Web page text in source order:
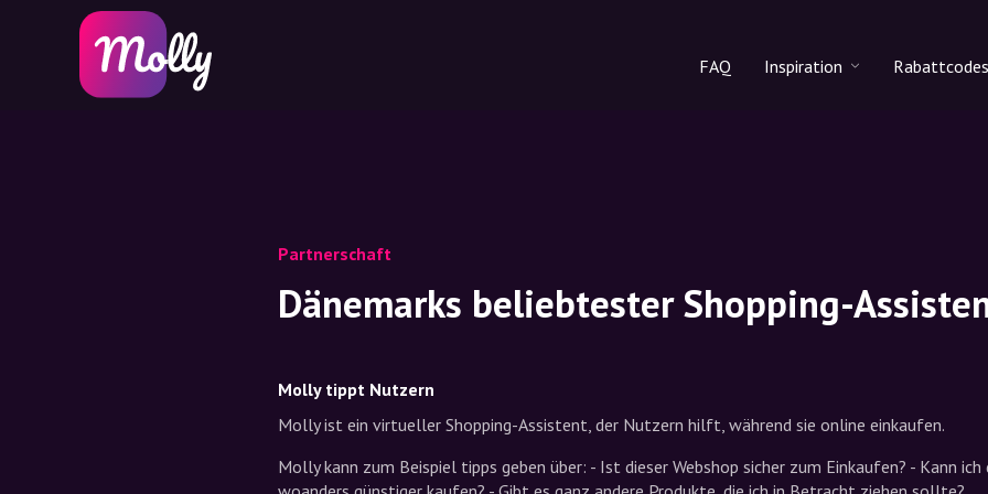
FAQ Inspiration Rabattcodes
Partnerschaft
Dänemarks beliebtester Shopping-
Molly tippt Nutzern
Molly ist ein virtueller Shopping-Assistent, der Nutzern hilft, während sie online einkaufen.
Molly kann zum Beispiel tipps geben über: - Ist dieser Webshop sicher zum Einkaufen? - Kann